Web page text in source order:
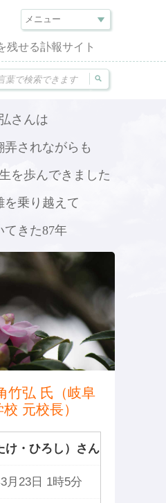
残せる訃報サイト
さんは
弄されながらも
を歩んできました
を乗り越えて
てきた87年
竹弘 氏（岐阜
元校長）
け・ひろし）さん
月23日 1時5分